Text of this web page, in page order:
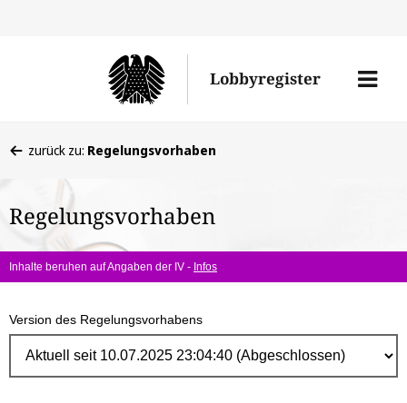
Lobbyregister
Menü
befinden
hier:
zurück zu: Regelungsvorhaben
Regelungsvorhaben
Inhalte beruhen auf Angaben der IV - Infos
Version des Regelungsvorhabens